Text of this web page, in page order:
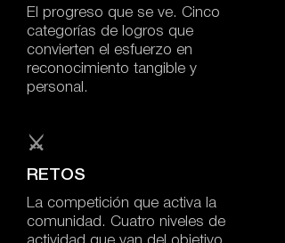
El progreso que se ve. Cinco
categorías de logros que
convierten el esfuerzo en
reconocimiento tangible y
personal.
⚔️
RETOS
La competición que activa la
comunidad. Cuatro niveles de